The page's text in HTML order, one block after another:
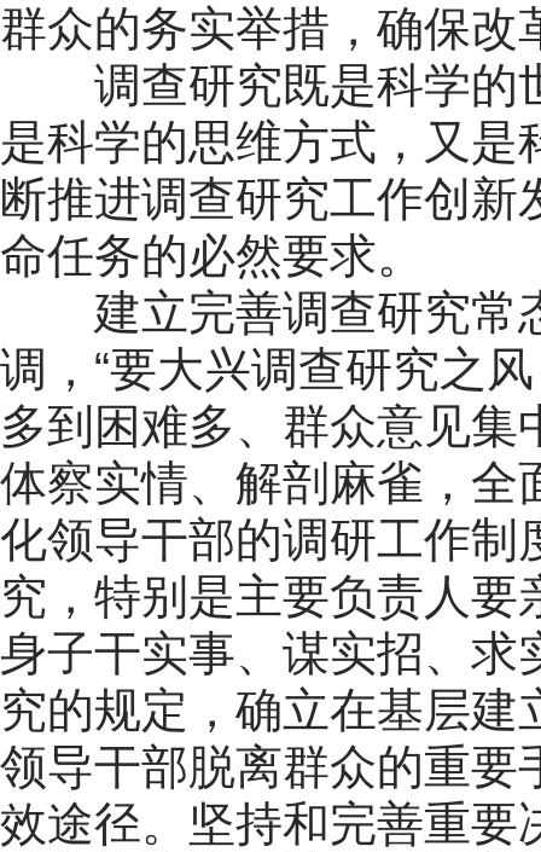
群众的务实举措，确保改
调查研究既是科学的
是科学的思维方式，又
断推进调查研究工作创
命任务的必然要求。
建立完善调查研究常
调，“要大兴调查研究之
多到困难多、群众意见
体察实情、解剖麻雀，全
化领导干部的调研工作制
究，特别是主要负责人
身子干实事、谋实招、求
究的规定，确立在基层
领导干部脱离群众的重要
效途径。坚持和完善重要